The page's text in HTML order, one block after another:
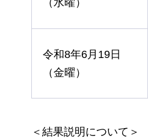
（水曜）
令和8年6月19日
（金曜）
＜結果説明について＞